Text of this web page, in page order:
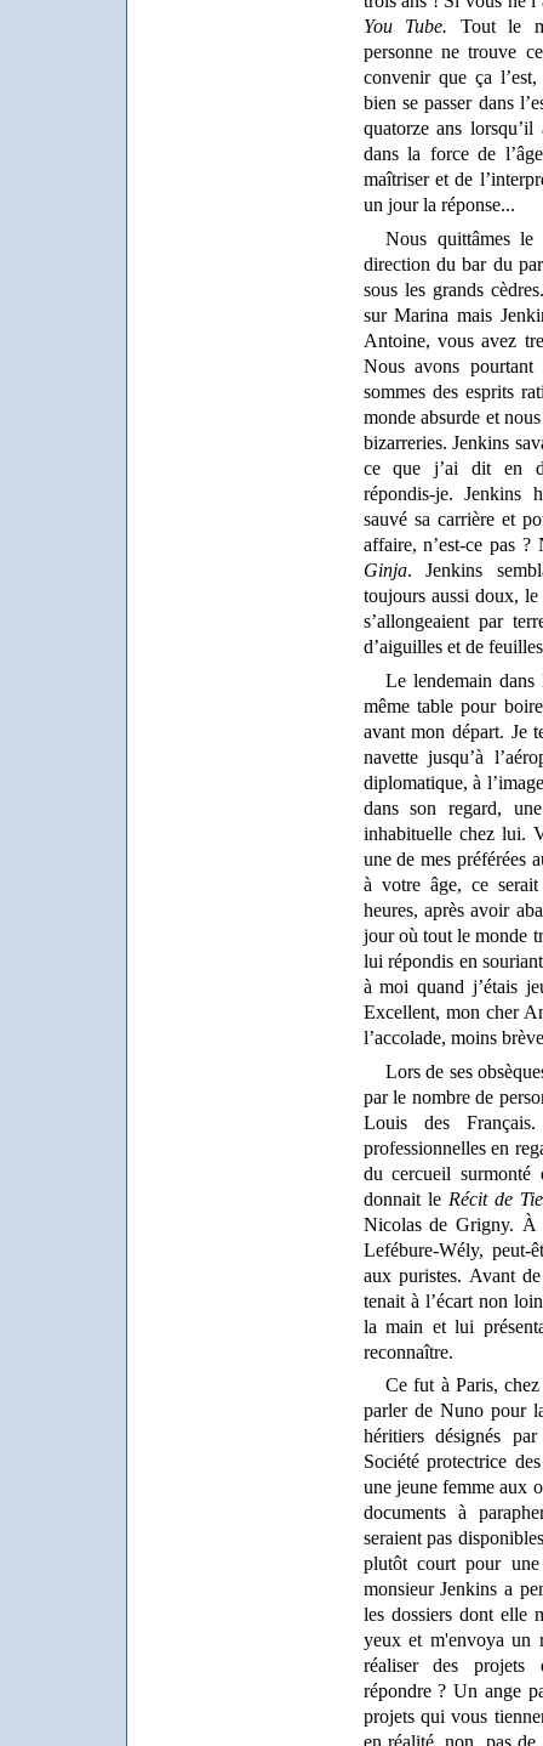
You Tube. Tout le
personne ne trouve
convenir que ça
bien se passer dans
quatorze ans
dans la force de
maîtriser et de
un jour la réponse...
Nous quittâmes le
direction du bar du
sous les grands
sur Marina mais
Antoine, vous avez
Nous avons
sommes des esprits
monde absurde et
bizarreries. Jenkins
ce que j’ai dit en
répondis-je. Jenkins
sauvé sa carrière et
affaire, n’est-ce pas ?
Ginja. Jenkins
toujours aussi doux,
s’allongeaient par
d’aiguilles et de
Le lendemain
même table pour
avant mon départ. Je
navette jusqu’à
diplomatique, à
dans son regard,
inhabituelle chez lui.
une de mes préférées
à votre âge, ce
heures, après avoir
jour où tout le monde
lui répondis en
à moi quand j’étais
Excellent, mon cher
l’accolade, moins
Lors de ses
par le nombre de
Louis des
professionnelles en
du cercueil
donnait le Récit de
Nicolas de Grigny.
Lefébure-Wély,
aux puristes. Avant
tenait à l’écart non
la main et lui
reconnaître.
Ce fut à Paris,
parler de Nuno pour
héritiers désignés
Société protectrice
une jeune femme aux
documents à
seraient pas
plutôt court pour une
monsieur Jenkins a
les dossiers dont elle
yeux et m'envoya un
réaliser des projets
répondre ? Un ange
projets qui vous